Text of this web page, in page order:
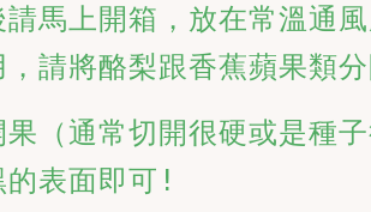
馬上開箱，放在常溫通
請將酪梨跟香蕉蘋果類分
果（通常切開很硬或是種
的表面即可!